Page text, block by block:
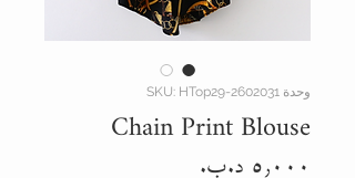
وحدة SKU: HTop29-2602031
Chain Print Blouse